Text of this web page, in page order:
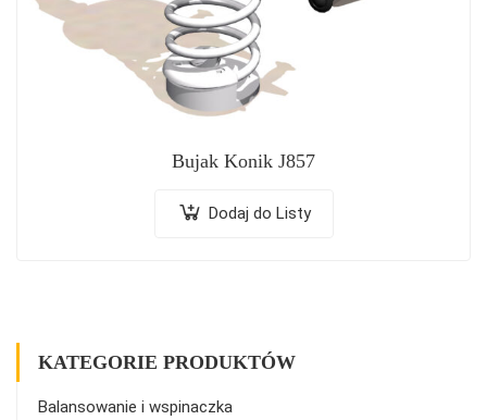
Bujak Konik J857
Dodaj do Listy
KATEGORIE PRODUKTÓW
Balansowanie i wspinaczka